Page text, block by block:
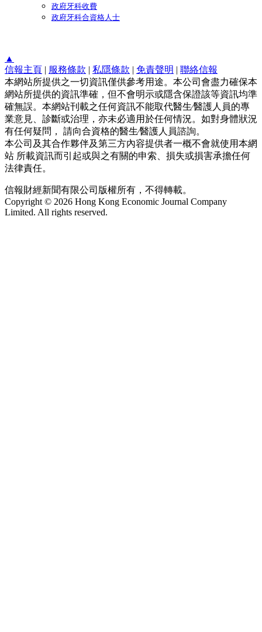
政府牙科收費
政府牙科合資格人士
▲
信報主頁 | 服務條款 | 私隱條款 | 免責聲明 | 聯絡信報
本網站所提供之一切資訊僅供參考用途。本公司會盡力確保本
網站所提供的資訊準確，但不會明示或隱含保證該等資訊均準
確無誤。本網站刊載之任何資訊不能取代醫生∕醫護人員的專
業意見、診斷或治理，亦未必適用於任何情況。如對身體狀況
有任何疑問， 請向合資格的醫生∕醫護人員諮詢。
本公司及其合作夥伴及第三方內容提供者一概不會就使用本網
站 所載資訊而引起或與之有關的申索、損失或損害承擔任何
法律責任。
信報財經新聞有限公司版權所有，不得轉載。
Copyright © 2026 Hong Kong Economic Journal Company
Limited. All rights reserved.